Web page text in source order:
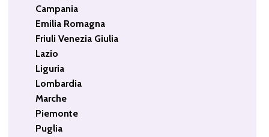
Campania
Emilia Romagna
Friuli Venezia Giulia
Lazio
Liguria
Lombardia
Marche
Piemonte
Puglia